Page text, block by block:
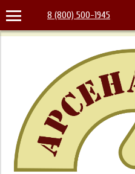
8 (800) 500-1945